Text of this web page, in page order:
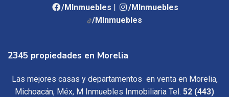
/MInmuebles |
/MInmuebles
/MInmuebles
2345 propiedades en Morelia
Las mejores casas y departamentos en venta en Morelia,
Michoacán, Méx, M Inmuebles Inmobiliaria Tel. 52 (443)